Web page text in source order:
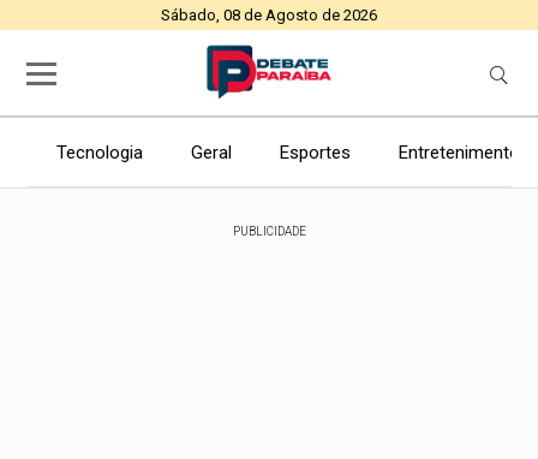
Sábado, 08 de Agosto de 2026
Tecnologia Geral Esportes Entretenimento
PUBLICIDADE